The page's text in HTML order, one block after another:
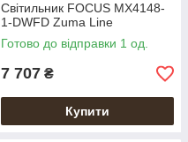
Світильник FOCUS MX4148-
1-DWFD Zuma Line
Готово до відправки 1 од.
7 707 ₴
Купити